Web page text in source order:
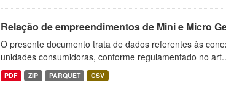
Relação de empreendimentos de Mini e Micro
O presente documento trata de dados referentes às
unidades consumidoras, conforme regulamentado no
PDF ZIP PARQUET CSV